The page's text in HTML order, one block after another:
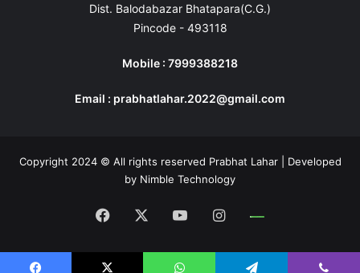
Dist. Balodabazar Bhatapara(C.G.)
Pincode - 493118
Mobile : 7999388218
Email : prabhatlahar.2022@gmail.com
Copyright 2024 © All rights reserved Prabhat Lahar | Developed
by Nimble Technology
Facebook YouTubeInstagram